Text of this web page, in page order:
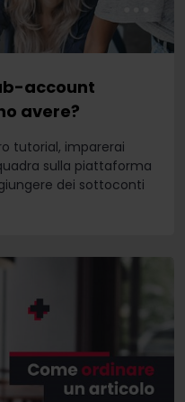
account
avere?
tutorial, imparerai
sulla piattaforma
dei sottoconti